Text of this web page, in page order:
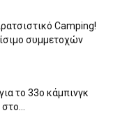
Camping!
συμμετοχών
το 33ο κάμπινγκ